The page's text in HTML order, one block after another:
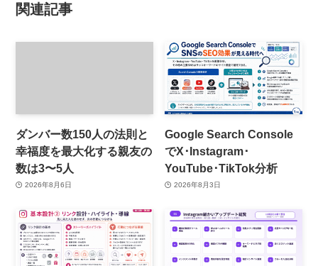
関連記事
ダンバー数150人の法則と
幸福度を最大化する親友の
数は3〜5人
2026年8月6日
Google Search Console
でX･Instagram･
YouTube･TikTok分析
2026年8月3日